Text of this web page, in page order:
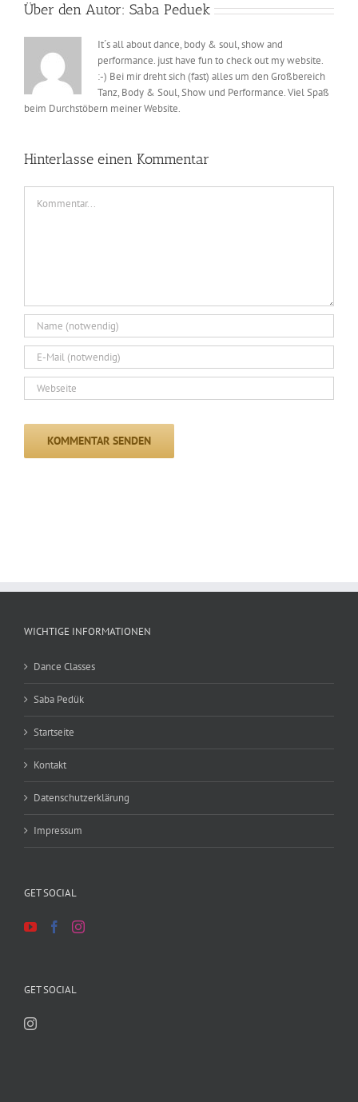
Über den Autor: Saba Peduek
It´s all about dance, body & soul, show and
performance. just have fun to check out my website.
:-) Bei mir dreht sich (fast) alles um den Großbereich
Tanz, Body & Soul, Show und Performance. Viel Spaß
beim Durchstöbern meiner Website.
Hinterlasse einen Kommentar
WICHTIGE INFORMATIONEN
Dance Classes
Saba Pedük
Startseite
Kontakt
Datenschutzerklärung
Impressum
GET SOCIAL
GET SOCIAL